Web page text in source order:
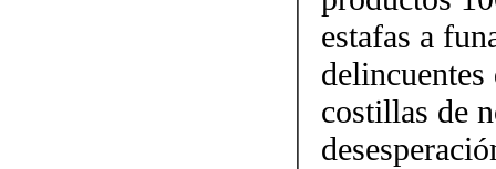
estafas a
delincuentes
costillas de